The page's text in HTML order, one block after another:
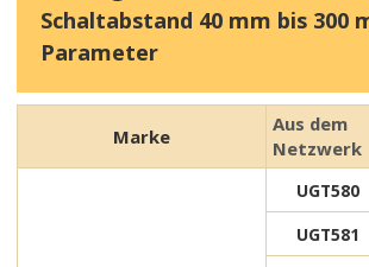
Schaltabstand 40 mm bis 300
Parameter
Marke
Aus dem
Netzwerk
UGT580
UGT581